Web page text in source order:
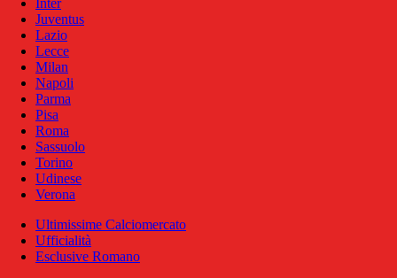
Inter
Juventus
Lazio
Lecce
Milan
Napoli
Parma
Pisa
Roma
Sassuolo
Torino
Udinese
Verona
Ultimissime Calciomercato
Ufficialità
Esclusive Romano